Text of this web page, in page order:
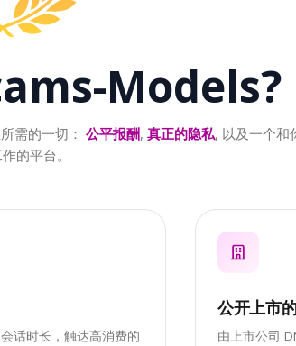
Models?
需的一切： 公平报酬, 真正的隐私, 以及一个和
的平台。
话时长，触达高消费的
公开上市
由上市公司